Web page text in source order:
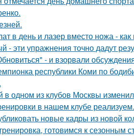
в день и лазер вместо ножа -
- эти упражнения точно дадут
- и взорвали
республики Коми по
одном из клубов Москвы
в нашем клубе реализуем.
новые кадры из новой
готовимся к сезонным